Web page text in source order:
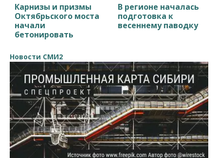
Карнизы и призмы
Октябрьского моста
начали
бетонировать
В регионе началась
подготовка к
весеннему паводку
Новости СМИ2